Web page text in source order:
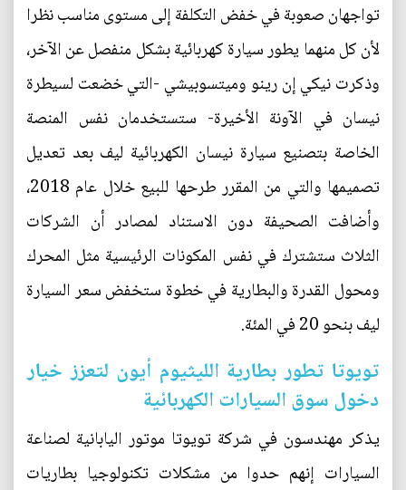
تواجهان صعوبة في خفض التكلفة إلى مستوى مناسب نظرا
لأن كل منهما يطور سيارة كهربائية بشكل منفصل عن الآخر،
وذكرت نيكي إن رينو وميتسوبيشي -التي خضعت لسيطرة
نيسان في الآونة الأخيرة- ستستخدمان نفس المنصة
الخاصة بتصنيع سيارة نيسان الكهربائية ليف بعد تعديل
تصميمها والتي من المقرر طرحها للبيع خلال عام 2018،
وأضافت الصحيفة دون الاستناد لمصادر أن الشركات
الثلاث ستشترك في نفس المكونات الرئيسية مثل المحرك
ومحول القدرة والبطارية في خطوة ستخفض سعر السيارة
ليف بنحو 20 في المئة.
تويوتا تطور بطارية الليثيوم أيون لتعزز خيار
دخول سوق السيارات الكهربائية
يذكر مهندسون في شركة تويوتا موتور اليابانية لصناعة
السيارات إنهم حدوا من مشكلات تكنولوجيا بطاريات